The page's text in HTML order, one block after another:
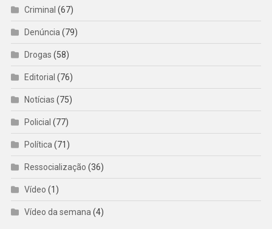
Criminal (67)
Denúncia(79)
Drogas (58)
Editorial (76)
Notícias (75)
Policial (77)
Política(71)
Ressocialização (36)
Vídeo (1)
Vídeo da semana(4)